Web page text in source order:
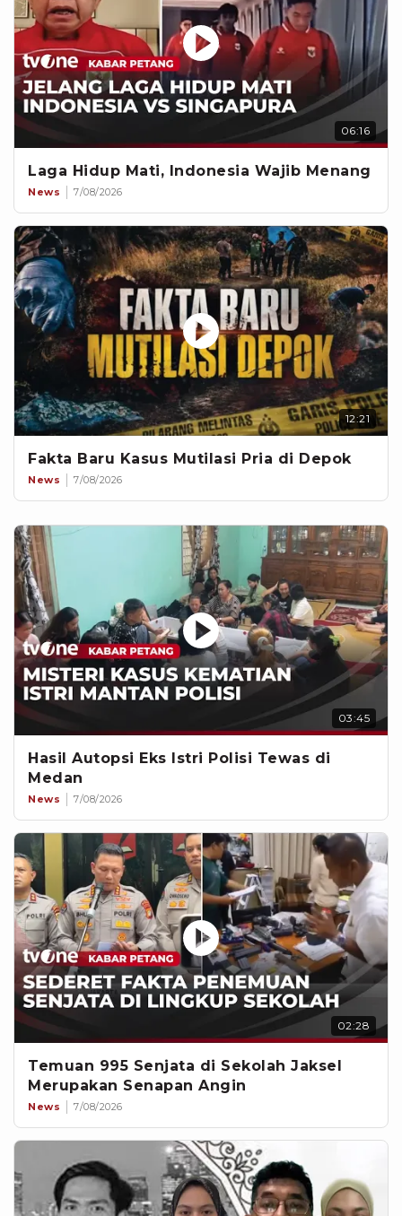
06:16
Laga Hidup Mati, Indonesia Wajib Menang
News 7/08/2026
12:21
Fakta Baru Kasus Mutilasi Pria di Depok
News 7/08/2026
03:45
Hasil Autopsi Eks Istri Polisi Tewas di
Medan
News 7/08/2026
02:28
Temuan 995 Senjata di Sekolah Jaksel
Merupakan Senapan Angin
News 7/08/2026